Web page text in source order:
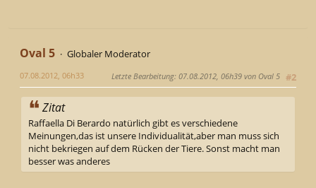
Oval 5
Globaler Moderator
#2
07.08.2012, 06h33 Letzte Bearbeitung: 07.08.2012, 06h39 von Oval 5
Zitat
Raffaella Di Berardo natürlich gibt es verschiedene
Meinungen,das ist unsere Individualität,aber man muss sich
nicht bekriegen auf dem Rücken der Tiere. Sonst macht man
besser was anderes